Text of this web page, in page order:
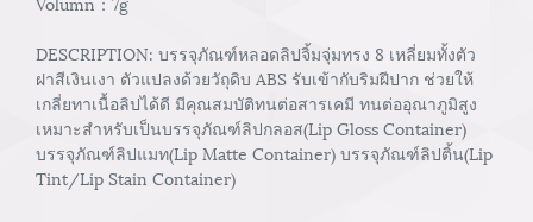
DESCRIPTION: บรรจุภัณฑ์หลอดลิปจิ้มจุ่มทรง 8 เหลี่ยมทั้งตัว
ฝาสีเงินเงา ตัวแปลงด้วยวัถุดิบ ABS รับเข้ากับริมฝีปาก ช่วยให้
เกลี่ยทาเนื้อลิปได้ดี มีคุณสมบัติทนต่อสารเคมี ทนต่ออุณาภูมิสูง
เหมาะสำหรับเป็นบรรจุภัณฑ์ลิปกลอส(Lip Gloss Container)
บรรจุภัณฑ์ลิปแมท(Lip Matte Container) บรรจุภัณฑ์ลิปติ้น(Lip
Tint/Lip Stain Container)